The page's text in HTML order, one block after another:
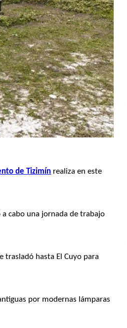
de Tizimín realiza en este
cabo una jornada de trabajo
trasladó hasta El Cuyo para
por modernas lámparas